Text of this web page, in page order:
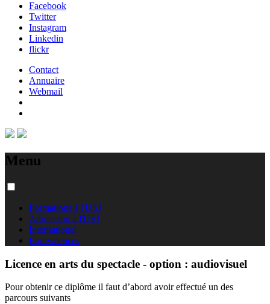
Facebook
Twitter
Instagram
Linkedin
flickr
Contact
Annuaire
Webmail
Menu
Formations à l'USJ
Admission à l'USJ
International
Équivalences
Licence en arts du spectacle - option : audiovisuel
Pour obtenir ce diplôme il faut d’abord avoir effectué un des
parcours suivants